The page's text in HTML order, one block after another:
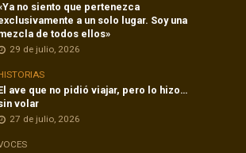
no siento que pertenezca
a un solo lugar. Soy una
de todos ellos»
29 de julio, 2026
ave que no pidió viajar, pero lo hizo…
volar
27 de julio, 2026